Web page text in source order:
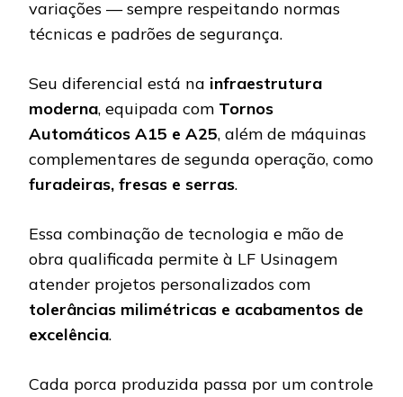
variações — sempre respeitando normas
técnicas e padrões de segurança.
Seu diferencial está na infraestrutura
moderna, equipada com Tornos
Automáticos A15 e A25, além de máquinas
complementares de segunda operação, como
furadeiras, fresas e serras.
Essa combinação de tecnologia e mão de
obra qualificada permite à LF Usinagem
atender projetos personalizados com
tolerâncias milimétricas e acabamentos de
excelência.
Cada porca produzida passa por um controle